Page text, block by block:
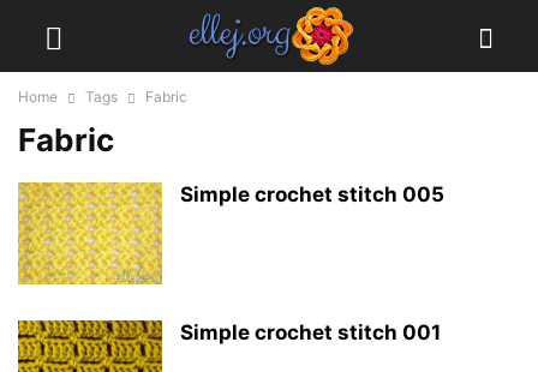
Home Tags Fabric
Fabric
Simple crochet stitch 005
Simple crochet stitch 001